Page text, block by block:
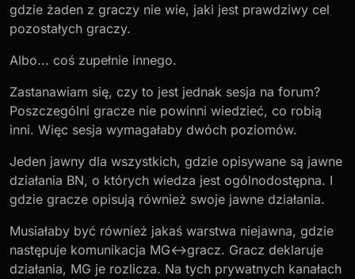
gdzie żaden z graczy nie wie, jaki jest prawdziwy cel
pozostałych graczy.
Albo... coś zupełnie innego.
Zastanawiam się, czy to jest jednak sesja na forum?
Poszczególni gracze nie powinni wiedzieć, co robią
inni. Więc sesja wymagałaby dwóch poziomów.
Jeden jawny dla wszystkich, gdzie opisywane są jawne
działania BN, o których wiedza jest ogólnodostępna. I
gdzie gracze opisują również swoje jawne działania.
Musiałaby być również jakaś warstwa niejawna, gdzie
następuje komunikacja MG<->gracz. Gracz deklaruje
działania, MG je rozlicza. Na tych prywatnych kanałach